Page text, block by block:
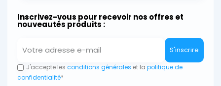
Inscrivez-vous pour recevoir nos offres et
nouveautés produits :
S'inscrire
J'accepte les conditions générales et la politique de
confidentialité*